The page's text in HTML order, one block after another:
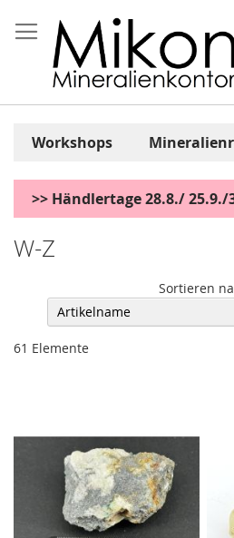
Inhalt
springen
Workshops
>> Händlertage 28.8./ 25.9./
W-Z
61 Elemente
Sortieren